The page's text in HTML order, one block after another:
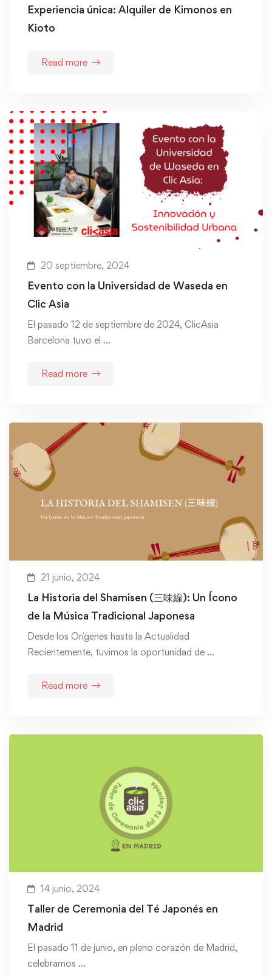
Experiencia única: Alquiler de Kimonos en
Kioto
Read more
20 septiembre, 2024
Evento con la Universidad de Waseda en
Clic Asia
El pasado 12 de septiembre de 2024, ClicAsia
Barcelona tuvo el …
Read more
21 junio, 2024
La Historia del Shamisen (三味線): Un Ícono
de la Música Tradicional Japonesa
Desde los Orígenes hasta la Actualidad
Recientemente, tuvimos la oportunidad de …
Read more
14 junio, 2024
Taller de Ceremonia del Té Japonés en
Madrid
El pasado 11 de junio, en pleno corazón de Madrid,
celebramos …